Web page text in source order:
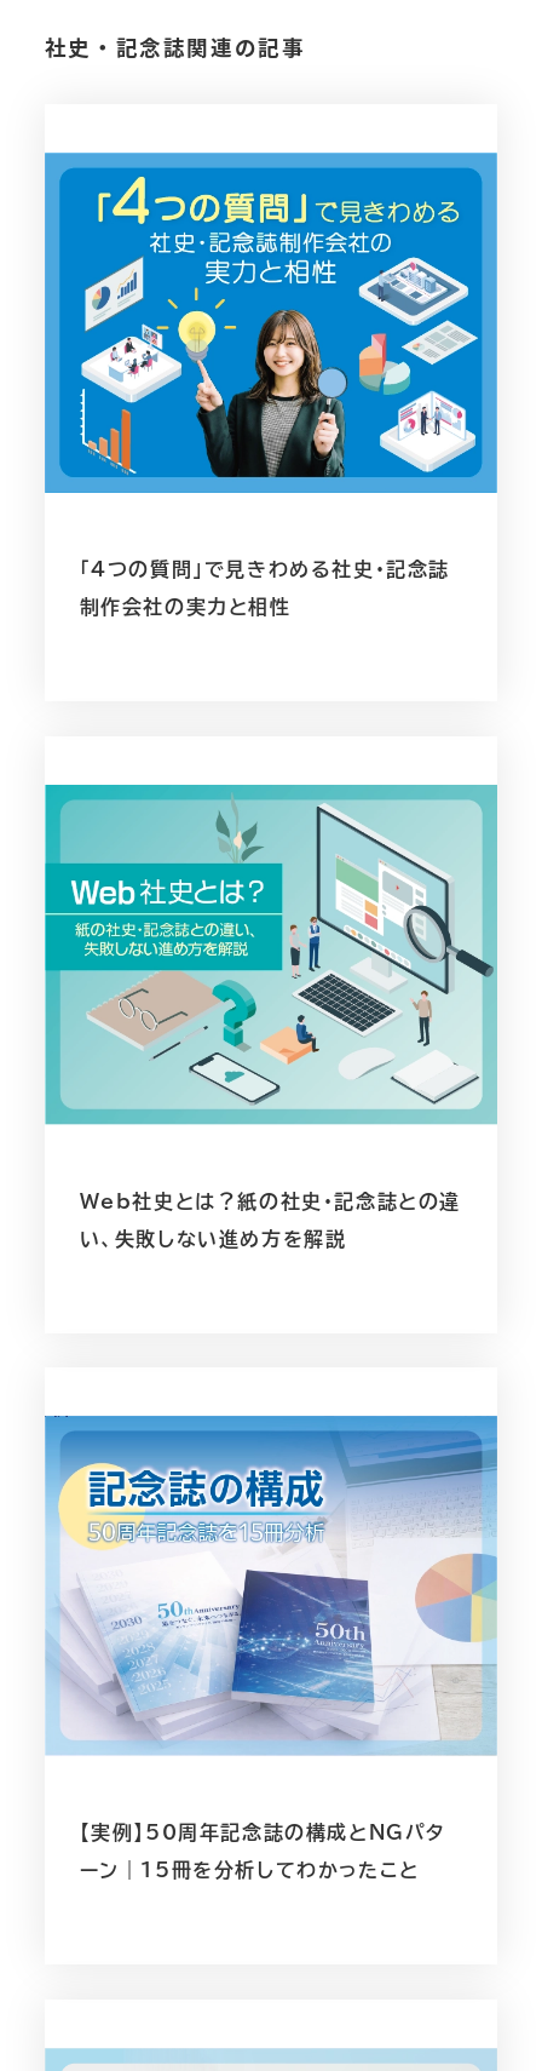
社史・記念誌関連の記事
「4つの質問」で見きわめる社史・記念誌
制作会社の実力と相性
Web社史とは？紙の社史・記念誌との違
い、失敗しない進め方を解説
【実例】50周年記念誌の構成とNGパタ
ーン｜15冊を分析してわかったこと